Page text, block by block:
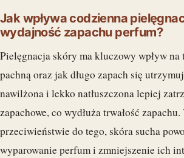
Jak wpływa codzienna
wydajność zapachu perfum?
Pielęgnacja skóry ma kluczowy wpływ
pachną oraz jak długo zapach się
nawilżona i lekko natłuszczona lepiej
zapachowe, co wydłuża trwałość zapachu.
przeciwieństwie do tego, skóra sucha
wyparowanie perfum i zmniejszenie ich